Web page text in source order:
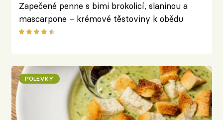
Zapečené penne s bimi brokolicí, slaninou a
mascarpone – krémové těstoviny k obědu
POLÉVKY